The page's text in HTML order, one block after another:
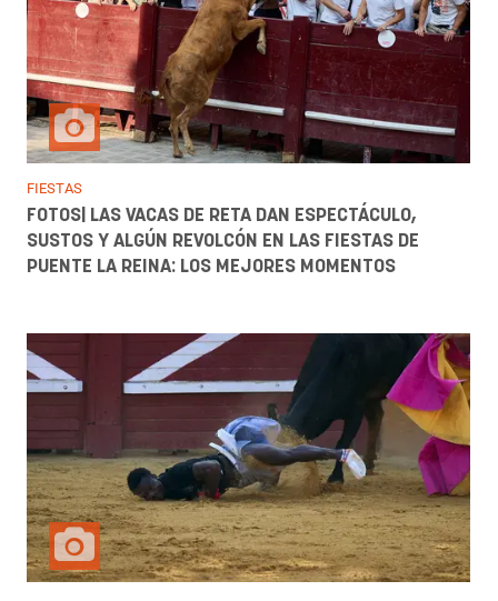
FIESTAS
FOTOS| LAS VACAS DE RETA DAN ESPECTÁCULO,
SUSTOS Y ALGÚN REVOLCÓN EN LAS FIESTAS DE
PUENTE LA REINA: LOS MEJORES MOMENTOS